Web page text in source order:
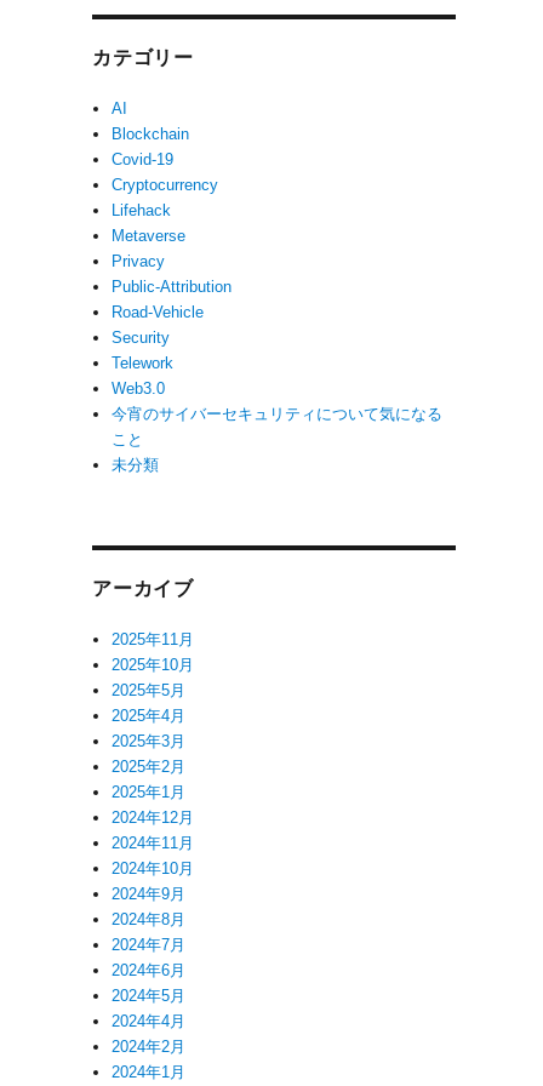
カテゴリー
AI
Blockchain
Covid-19
Cryptocurrency
Lifehack
Metaverse
Privacy
Public-Attribution
Road-Vehicle
Security
Telework
Web3.0
今宵のサイバーセキュリティについて気になる
こと
未分類
アーカイブ
2025年11月
2025年10月
2025年5月
2025年4月
2025年3月
2025年2月
2025年1月
2024年12月
2024年11月
2024年10月
2024年9月
2024年8月
2024年7月
2024年6月
2024年5月
2024年4月
2024年2月
2024年1月